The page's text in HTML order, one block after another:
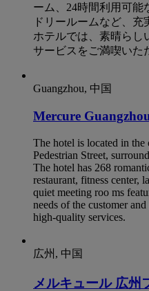
ーム、24時間利用可能
ドリールームなど、
ホテルでは、素晴らし
サービスをご満喫いた
Guangzhou, 中国
Mercure
The hotel is located in the
Pedestrian Street,
The hotel has 268
restaurant, fitness center,
quiet meeting roo ms
needs of the customer
high-quality services.
広州, 中国
メルキュール 広州